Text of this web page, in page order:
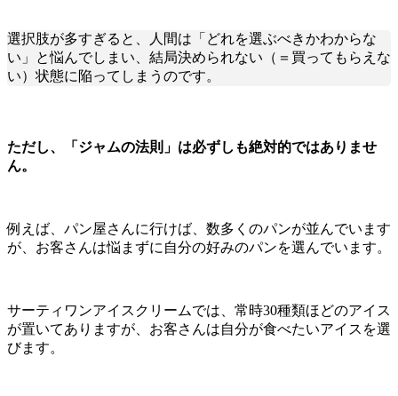
選択肢が多すぎると、人間は「どれを選ぶべきかわからな
い」と悩んでしまい、結局決められない（＝買ってもらえな
い）状態に陥ってしまうのです。
ただし、「ジャムの法則」は必ずしも絶対的ではありませ
ん。
例えば、パン屋さんに行けば、数多くのパンが並んでいます
が、お客さんは悩まずに自分の好みのパンを選んでいます。
サーティワンアイスクリームでは、常時30種類ほどのアイス
が置いてありますが、お客さんは自分が食べたいアイスを選
びます。